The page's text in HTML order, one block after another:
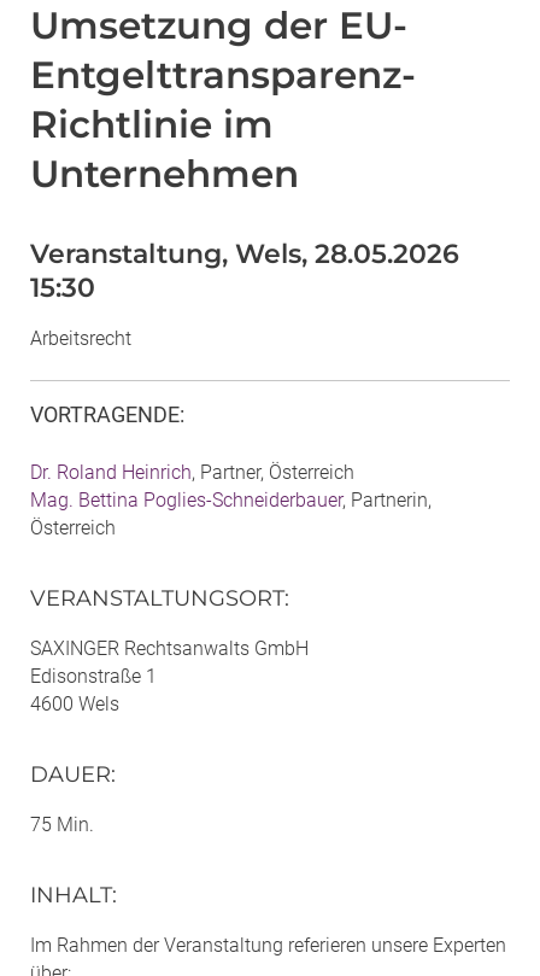
Umsetzung der EU-
Entgelttransparenz-
Richtlinie im
Unternehmen
Veranstaltung, Wels, 28.05.2026
15:30
Arbeitsrecht
VORTRAGENDE:
Dr. Roland Heinrich, Partner, Österreich
Mag. Bettina Poglies-Schneiderbauer, Partnerin,
Österreich
VERANSTALTUNGSORT:
SAXINGER Rechtsanwalts GmbH
Edisonstraße 1
4600 Wels
DAUER:
75 Min.
INHALT:
Im Rahmen der Veranstaltung referieren unsere Experten